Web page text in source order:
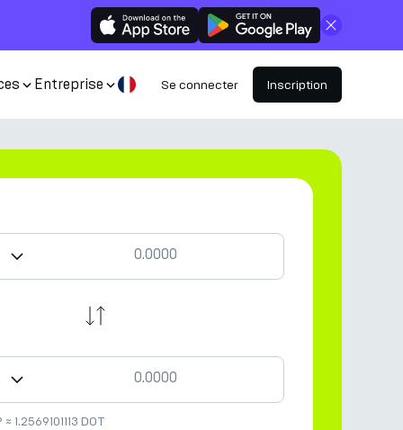
Fermer
Entreprise Se connecter Inscription
≈ 1.2569101113 DOT